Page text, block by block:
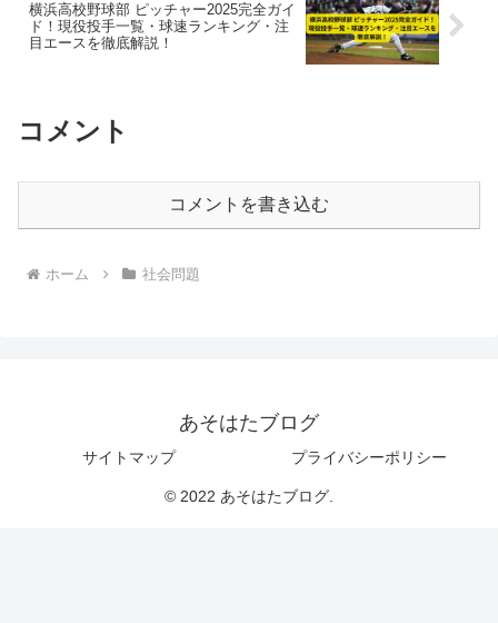
横浜高校野球部 ピッチャー2025完全ガイ
ド！現役投手一覧・球速ランキング・注
目エースを徹底解説！
コメント
コメントを書き込む
ホーム 社会問題
あそはたブログ
サイトマップ プライバシーポリシー
© 2022 あそはたブログ.